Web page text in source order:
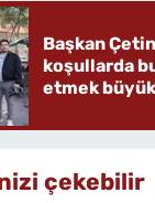
Başkan
koşullarda
etmek
çekebilir